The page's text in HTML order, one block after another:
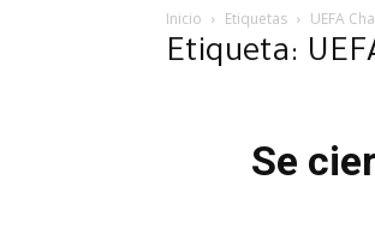
Inicio Etiquetas UEFA
Etiqueta:
Se